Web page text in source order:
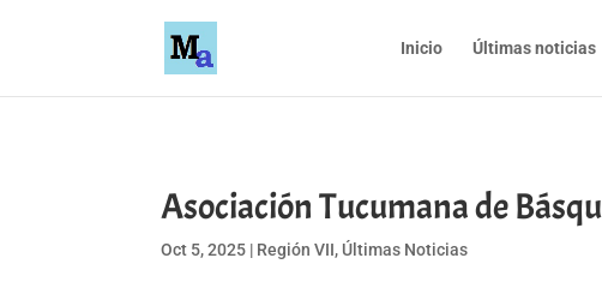
Inicio Últimas noticias
Asociación Tucumana de
Oct 5, 2025 | Región VII, Últimas Noticias